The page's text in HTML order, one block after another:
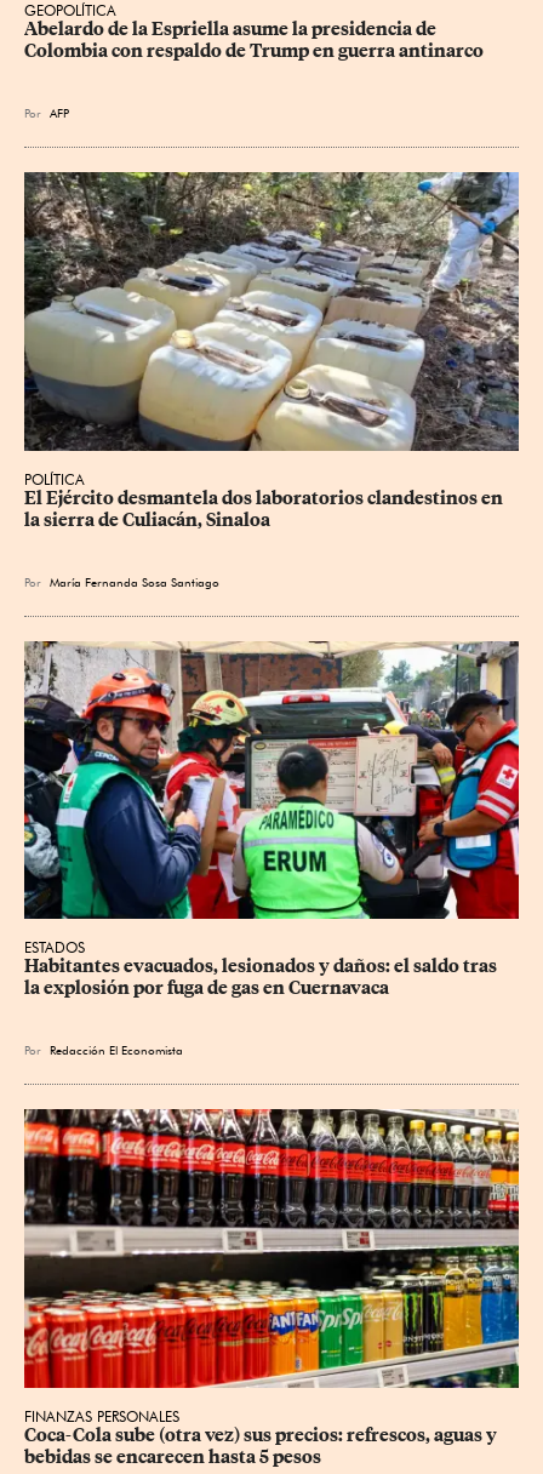
GEOPOLÍTICA
Abelardo de la Espriella asume la presidencia de
Colombia con respaldo de Trump en guerra antinarco
Por AFP
POLÍTICA
El Ejército desmantela dos laboratorios clandestinos en
la sierra de Culiacán, Sinaloa
Por María Fernanda Sosa Santiago
ESTADOS
Habitantes evacuados, lesionados y daños: el saldo tras
la explosión por fuga de gas en Cuernavaca
Por Redacción El Economista
FINANZAS PERSONALES
Coca-Cola sube (otra vez) sus precios: refrescos, aguas y
bebidas se encarecen hasta 5 pesos